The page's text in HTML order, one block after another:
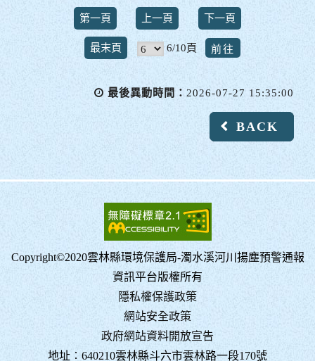
第一頁 上一頁 下一頁
最末頁 6/10頁
最後異動時間： 2026-07-27 15:35:00
BACK
Copyright©2020雲林縣環境保護局-濁水溪河川揚塵預警通報
資訊平台版權所有
隱私權保護政策
網站安全政策
政府網站資料開放宣告
地址︰640210雲林縣斗六市雲林路一段170號